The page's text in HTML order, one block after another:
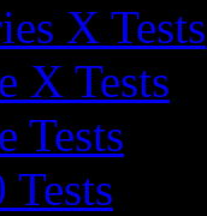
X Tests
X Tests
Tests